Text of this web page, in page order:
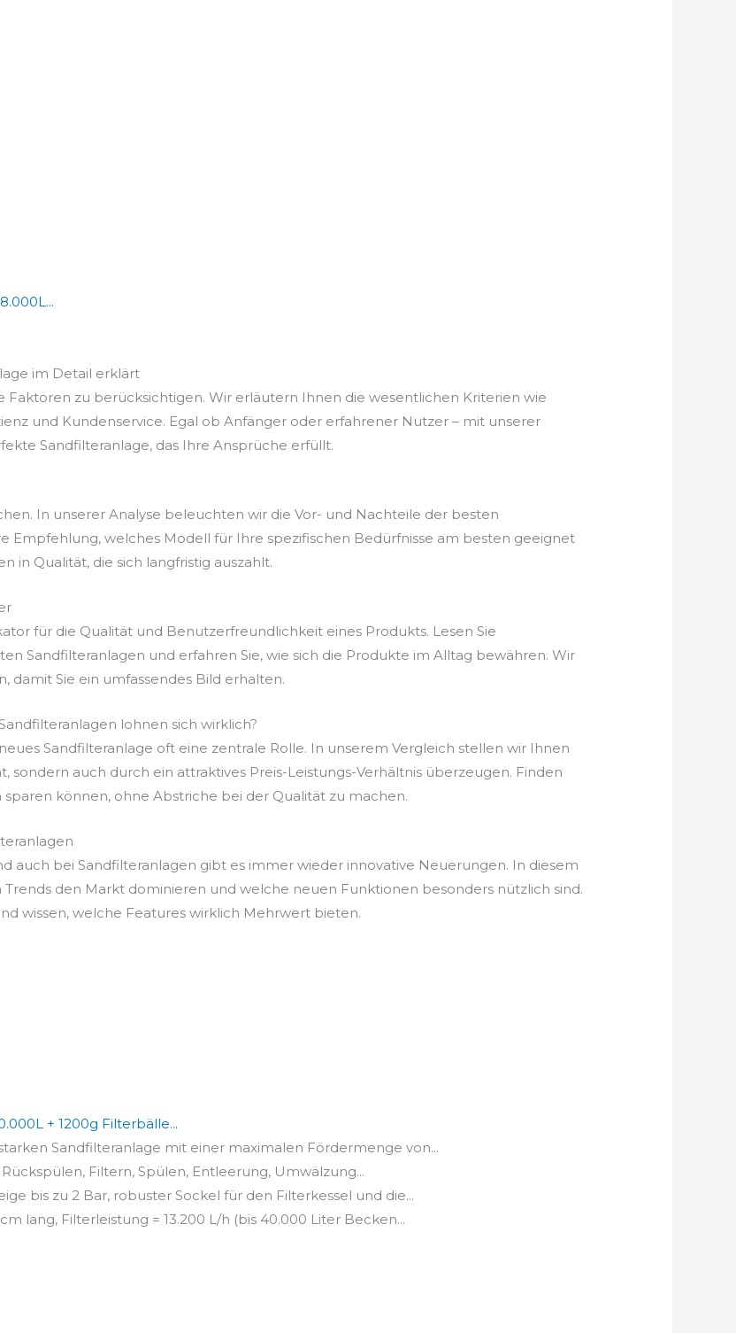
im Detail erklärt
Faktoren zu berücksichtigen. Wir erläutern Ihnen die wesentlichen Kriterien wie
und Kundenservice. Egal ob Anfänger oder erfahrener Nutzer – mit unserer
Sandfilteranlage, das Ihre Ansprüche erfüllt.
In unserer Analyse beleuchten wir die Vor- und Nachteile der besten
Empfehlung, welches Modell für Ihre spezifischen Bedürfnisse am besten geeignet
in Qualität, die sich langfristig auszahlt.
für die Qualität und Benutzerfreundlichkeit eines Produkts. Lesen Sie
Sandfilteranlagen und erfahren Sie, wie sich die Produkte im Alltag bewähren. Wir
damit Sie ein umfassendes Bild erhalten.
lohnen sich wirklich?
Sandfilteranlage oft eine zentrale Rolle. In unserem Vergleich stellen wir Ihnen
sondern auch durch ein attraktives Preis-Leistungs-Verhältnis überzeugen. Finden
können, ohne Abstriche bei der Qualität zu machen.
auch bei Sandfilteranlagen gibt es immer wieder innovative Neuerungen. In diesem
den Markt dominieren und welche neuen Funktionen besonders nützlich sind.
wissen, welche Features wirklich Mehrwert bieten.
+ 1200g Filterbälle...
Sandfilteranlage mit einer maximalen Fördermenge von...
Rückspülen, Filtern, Spülen, Entleerung, Umwälzung...
bis zu 2 Bar, robuster Sockel für den Filterkessel und die...
lang, Filterleistung = 13.200 L/h (bis 40.000 Liter Becken...